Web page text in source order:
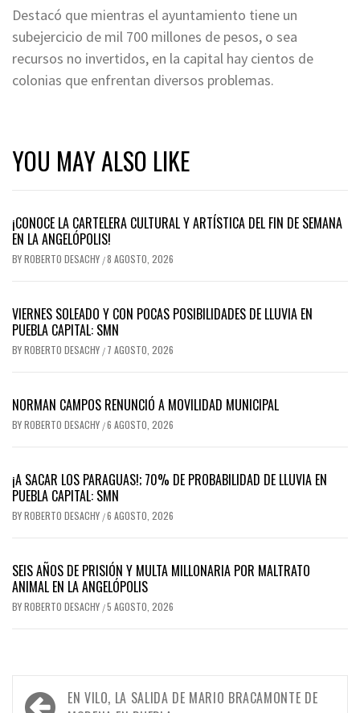
Destacó que mientras el ayuntamiento tiene un
subejercicio de mil 700 millones de pesos, o sea
recursos no invertidos, en la capital hay cientos de
colonias que enfrentan diversos problemas.
YOU MAY ALSO LIKE
¡CONOCE LA CARTELERA CULTURAL Y ARTÍSTICA DEL FIN DE SEMANA
EN LA ANGELÓPOLIS!
BYROBERTO DESACHY /8 AGOSTO, 2026
VIERNES SOLEADO Y CON POCAS POSIBILIDADES DE LLUVIA EN
PUEBLA CAPITAL: SMN
BYROBERTO DESACHY / 7 AGOSTO, 2026
NORMAN CAMPOS RENUNCIÓ A MOVILIDAD MUNICIPAL
BYROBERTO DESACHY /6 AGOSTO, 2026
¡A SACAR LOS PARAGUAS!; 70% DE PROBABILIDAD DE LLUVIA EN
PUEBLA CAPITAL: SMN
BYROBERTO DESACHY /6 AGOSTO, 2026
SEIS AÑOS DE PRISIÓN Y MULTA MILLONARIA POR MALTRATO
ANIMAL EN LA ANGELÓPOLIS
BYROBERTO DESACHY /5 AGOSTO, 2026
Navegación
EN VILO, LA SALIDA DE MARIO BRACAMONTE DE